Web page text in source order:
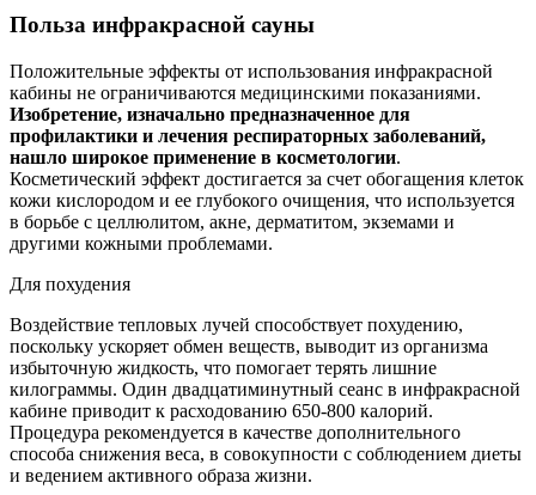
Польза инфракрасной сауны
Положительные эффекты от использования инфракрасной
кабины не ограничиваются медицинскими показаниями.
Изобретение, изначально предназначенное для
профилактики и лечения респираторных заболеваний,
нашло широкое применение в косметологии.
Косметический эффект достигается за счет обогащения клеток
кожи кислородом и ее глубокого очищения, что используется
в борьбе с целлюлитом, акне, дерматитом, экземами и
другими кожными проблемами.
Для похудения
Воздействие тепловых лучей способствует похудению,
поскольку ускоряет обмен веществ, выводит из организма
избыточную жидкость, что помогает терять лишние
килограммы. Один двадцатиминутный сеанс в инфракрасной
кабине приводит к расходованию 650-800 калорий.
Процедура рекомендуется в качестве дополнительного
способа снижения веса, в совокупности с соблюдением диеты
и ведением активного образа жизни.